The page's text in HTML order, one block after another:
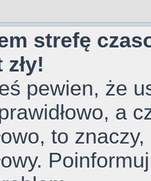
strefę
pewien, że
a
to